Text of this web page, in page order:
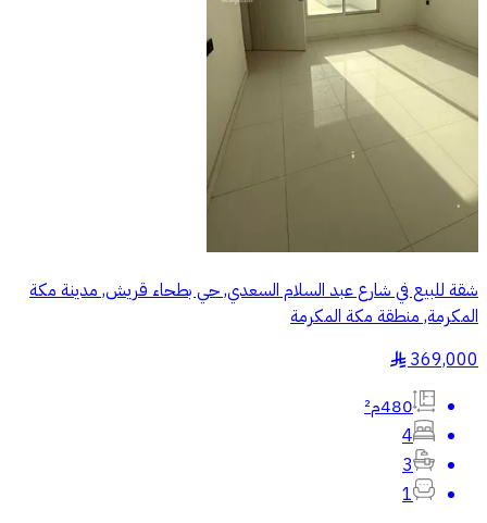
شقة للبيع في شارع عبد السلام السعدي, حي بطحاء قريش, مدينة مكة
المكرمة, منطقة مكة المكرمة
369,000
§
480م²
4
3
1